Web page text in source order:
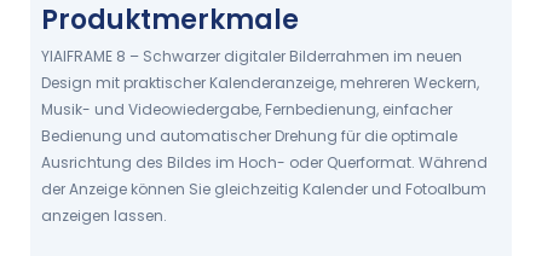
Verwalten Sie Termine ganz einfach
GENIESSEN SIE JEDERZEIT FOTOS, M
USIK UND VIDEOS.
Produktmerkmale
YIAIFRAME 8 – Schwarzer digitaler Bilderrahmen im neuen
Design mit praktischer Kalenderanzeige, mehreren Weckern,
Musik- und Videowiedergabe, Fernbedienung, einfacher
Bedienung und automatischer Drehung für die optimale
Ausrichtung des Bildes im Hoch- oder Querformat. Während
der Anzeige können Sie gleichzeitig Kalender und Fotoalbum
anzeigen lassen.